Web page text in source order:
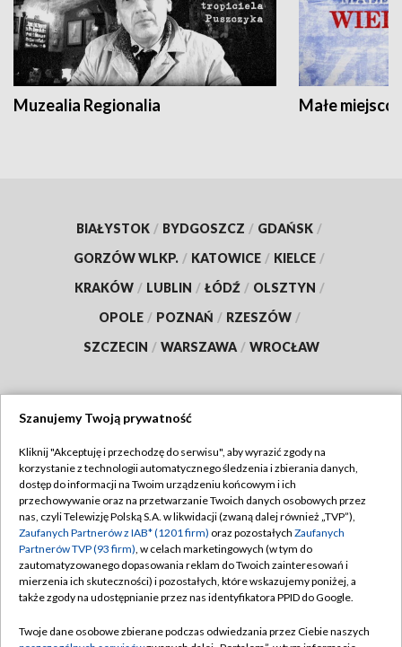
Muzealia Regionalia Małe
BIAŁYSTOK / BYDGOSZCZ / GDAŃSK /
GORZÓW WLKP. / KATOWICE / KIELCE /
KRAKÓW / LUBLIN / ŁÓDŹ / OLSZTYN /
OPOLE / POZNAŃ / RZESZÓW /
SZCZECIN / WARSZAWA / WROCŁAW
TVP
Abonament TVP
Emisja w TVP
Centrum informacji TVP
Naziemna Telewizja Cyfrowa
Regulamin TVP
Polityka prywatności
Moje zgody
Pomoc
Szanujemy Twoją prywatność
Kliknij "Akceptuję i przechodzę do serwisu", aby wyrazić zgody na
korzystanie z technologii automatycznego śledzenia i zbierania danych,
dostęp do informacji na Twoim urządzeniu końcowym i ich
przechowywanie oraz na przetwarzanie Twoich danych osobowych przez
nas, czyli Telewizję Polską S.A. w likwidacji (zwaną dalej również „TVP”),
Zaufanych Partnerów z IAB* (1201 firm) oraz pozostałych Zaufanych
Partnerów TVP (93 firm), w celach marketingowych (w tym do
zautomatyzowanego dopasowania reklam do Twoich zainteresowań i
mierzenia ich skuteczności) i pozostałych, które wskazujemy poniżej, a
także zgody na udostępnianie przez nas identyfikatora PPID do Google.
Twoje dane osobowe zbierane podczas odwiedzania przez Ciebie naszych